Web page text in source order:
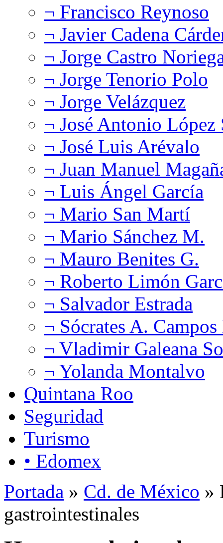
¬ Francisco Reynoso
¬ Javier Cadena
¬ Jorge Castro
¬ Jorge Tenorio Polo
¬ Jorge Velázquez
¬ José Antonio López
¬ José Luis Arévalo
¬ Juan Manuel
¬ Luis Ángel García
¬ Mario San Martí
¬ Mario Sánchez M.
¬ Mauro Benites G.
¬ Roberto Limón
¬ Salvador Estrada
¬ Sócrates A.
¬ Vladimir Galeana
¬ Yolanda Montalvo
Quintana Roo
Seguridad
Turismo
• Edomex
Portada » Cd. de México »
gastrointestinales